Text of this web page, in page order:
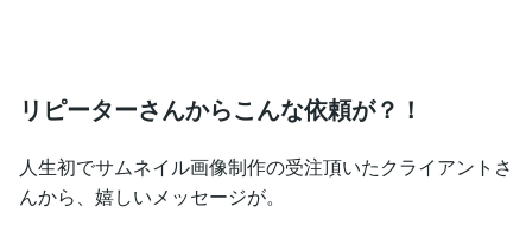
リピーターさんからこんな依頼が？！
人生初でサムネイル画像制作の受注頂いたクライアントさ
んから、嬉しいメッセージが。